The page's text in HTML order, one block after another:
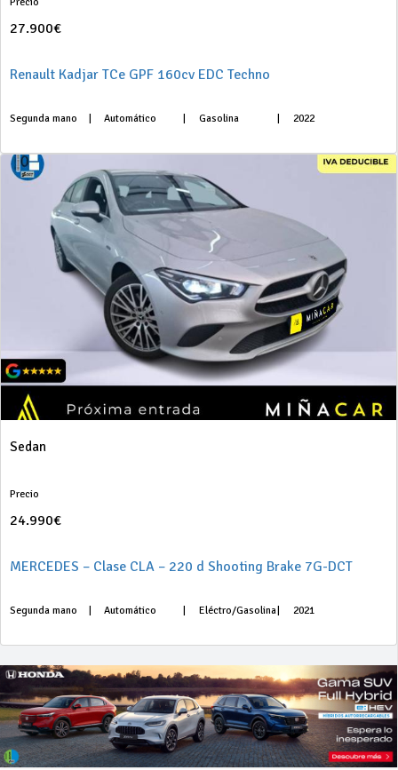
27.900€
Renault Kadjar TCe GPF 160cv EDC Techno
Segunda mano Automático Gasolina 2022
Sedan
Precio
24.990€
MERCEDES – Clase CLA – 220 d Shooting Brake 7G-DCT
Segunda mano Automático Eléctro/Gasolina 2021